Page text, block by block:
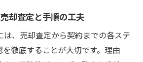
却査定と手順の工夫
は、売却査定から契約までの各ステ
徹底することが大切です。理由